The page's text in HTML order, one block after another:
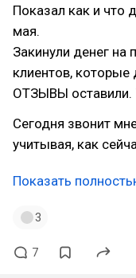
Показал как и что
мая.
Закинули денег
клиентов, которые
ОТЗЫВЫ оставили.
Сегодня звонит
учитывая, как
Показать
3
7